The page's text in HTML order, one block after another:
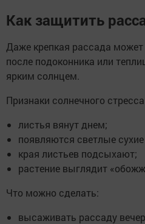
Как защитить
Даже крепкая рассада может
после подоконника или
ярким солнцем.
Признаки солнечного
листья вянут днем;
появляются светлые
края листьев подсыхают;
растение выглядит
Что можно сделать:
высаживать рассаду